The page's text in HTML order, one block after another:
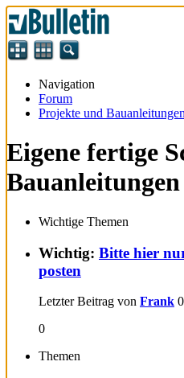
Navigation
Forum
Projekte und Bauanleitungen
Eigene fertige
Bauanleitungen
Wichtige Themen
Wichtig: Bitte hier
posten
Letzter Beitrag von Frank
0
Themen